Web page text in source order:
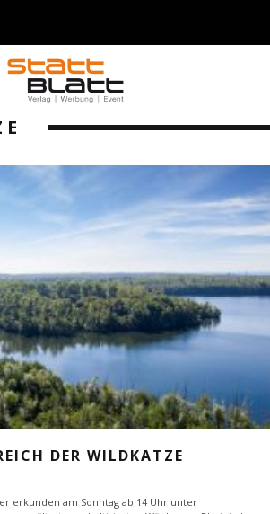
DER WILDKATZE
erkunden am Sonntag ab 14 Uhr unter